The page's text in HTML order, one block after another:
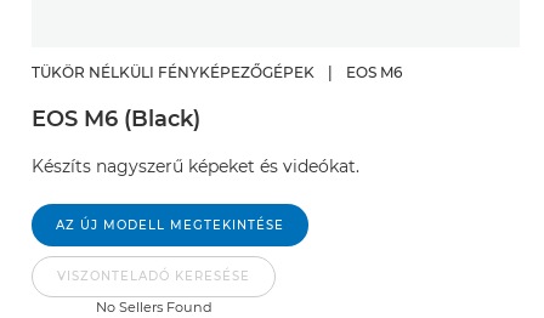
TÜKÖR NÉLKÜLI FÉNYKÉPEZŐGÉPEK EOS M6
EOS M6 (Black)
Készíts nagyszerű képeket és videókat.
AZ ÚJ MODELL MEGTEKINTÉSE
VISZONTELADÓ KERESÉSE
No Sellers Found